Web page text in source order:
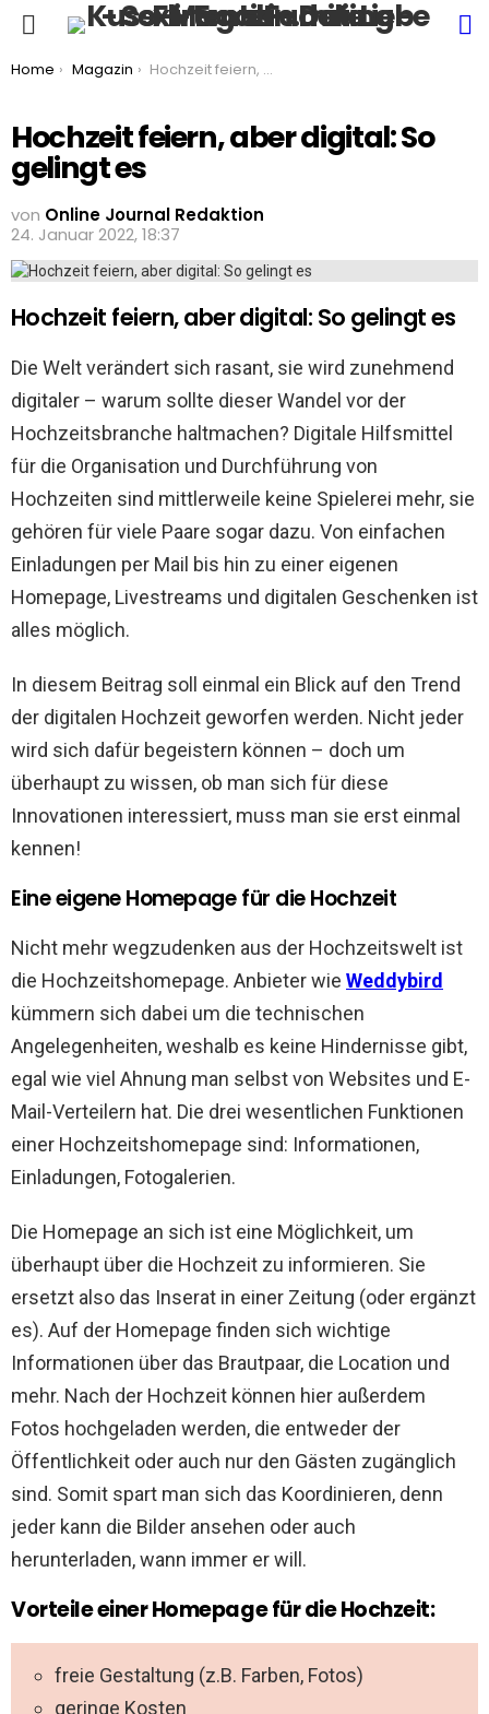
You are here:
Home Magazin Hochzeit feiern, aber digital: So gelingt es
Hochzeit feiern, aber digital: So
gelingt es
von Online Journal Redaktion
24. Januar 2022, 18:37
Hochzeit feiern, aber digital: So gelingt es
Die Welt verändert sich rasant, sie wird zunehmend
digitaler – warum sollte dieser Wandel vor der
Hochzeitsbranche haltmachen? Digitale Hilfsmittel
für die Organisation und Durchführung von
Hochzeiten sind mittlerweile keine Spielerei mehr, sie
gehören für viele Paare sogar dazu. Von einfachen
Einladungen per Mail bis hin zu einer eigenen
Homepage, Livestreams und digitalen Geschenken ist
alles möglich.
In diesem Beitrag soll einmal ein Blick auf den Trend
der digitalen Hochzeit geworfen werden. Nicht jeder
wird sich dafür begeistern können – doch um
überhaupt zu wissen, ob man sich für diese
Innovationen interessiert, muss man sie erst einmal
kennen!
Eine eigene Homepage für die Hochzeit
Nicht mehr wegzudenken aus der Hochzeitswelt ist
die Hochzeitshomepage. Anbieter wie Weddybird
kümmern sich dabei um die technischen
Angelegenheiten, weshalb es keine Hindernisse gibt,
egal wie viel Ahnung man selbst von Websites und E-
Mail-Verteilern hat. Die drei wesentlichen Funktionen
einer Hochzeitshomepage sind: Informationen,
Einladungen, Fotogalerien.
Die Homepage an sich ist eine Möglichkeit, um
überhaupt über die Hochzeit zu informieren. Sie
ersetzt also das Inserat in einer Zeitung (oder ergänzt
es). Auf der Homepage finden sich wichtige
Informationen über das Brautpaar, die Location und
mehr. Nach der Hochzeit können hier außerdem
Fotos hochgeladen werden, die entweder der
Öffentlichkeit oder auch nur den Gästen zugänglich
sind. Somit spart man sich das Koordinieren, denn
jeder kann die Bilder ansehen oder auch
herunterladen, wann immer er will.
Vorteile einer Homepage für die Hochzeit:
freie Gestaltung (z.B. Farben, Fotos)
geringe Kosten